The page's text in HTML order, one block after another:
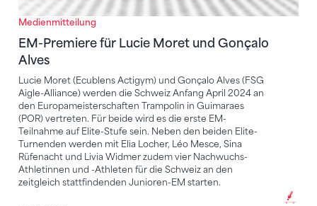
Medienmitteilung
EM-Premiere für Lucie Moret und Gonçalo
Alves
Lucie Moret (Ecublens Actigym) und Gonçalo Alves (FSG
Aigle-Alliance) werden die Schweiz Anfang April 2024 an
den Europameisterschaften Trampolin in Guimaraes
(POR) vertreten. Für beide wird es die erste EM-
Teilnahme auf Elite-Stufe sein. Neben den beiden Elite-
Turnenden werden mit Elia Locher, Léo Mesce, Sina
Rüfenacht und Livia Widmer zudem vier Nachwuchs-
Athletinnen und -Athleten für die Schweiz an den
zeitgleich stattfindenden Junioren-EM starten.